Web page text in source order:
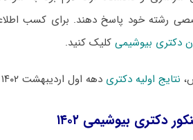
رشته خود پاسخ دهند. برای کسب
دکتری بیوشیمیکلیک کنید.
نتایج اولیه دکتری دهه اول اردیبهشت ۱۴۰۲ اعلام خواهد شد.
دکتری بیوشیمی ۱۴۰۲